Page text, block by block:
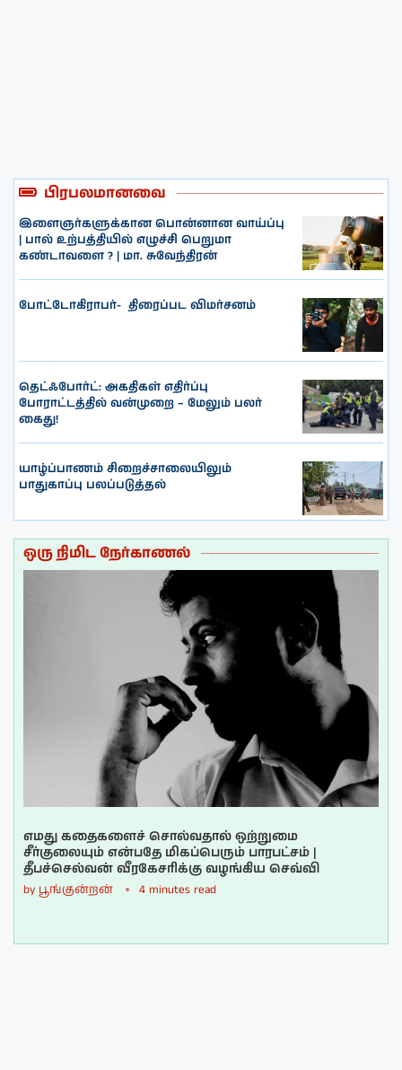
பிரபலமானவை
இளைஞர்களுக்கான பொன்னான வாய்ப்பு
| பால் உற்பத்தியில் எழுச்சி பெறுமா
கண்டாவளை ? | மா. சுவேந்திரன்
போட்டோகிராபர்- ‌ திரைப்பட விமர்சனம்
தெட்ஃபோர்ட்: அகதிகள் எதிர்ப்பு
போராட்டத்தில் வன்முறை – மேலும் பலர்
கைது!
யாழ்ப்பாணம் சிறைச்சாலையிலும்
பாதுகாப்பு பலப்படுத்தல்
ஒரு நிமிட நேர்காணல்
எமது கதைகளைச் சொல்வதால் ஒற்றுமை
சீர்குலையும் என்பதே மிகப்பெரும் பாரபட்சம் |
தீபச்செல்வன் வீரகேசரிக்கு வழங்கிய செவ்வி
by பூங்குன்றன் 4 minutes read